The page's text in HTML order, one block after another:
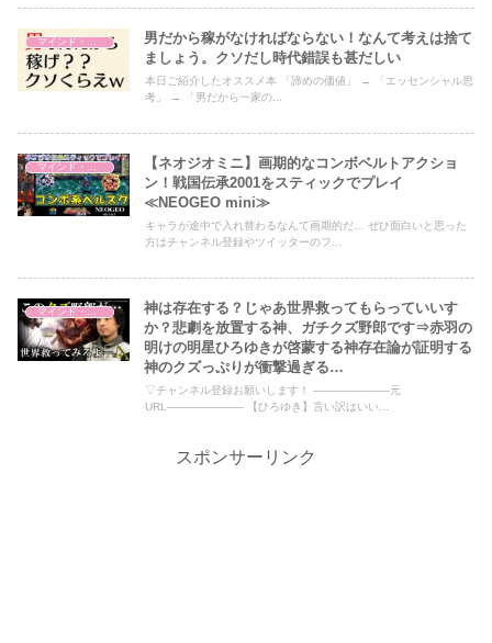
マインド・哲学
男だから稼がなければならない！なんて考えは捨て
ましょう。クソだし時代錯誤も甚だしい
本日ご紹介したオススメ本 「諦めの価値」 → 「エッセンシャル思
考」 → 「男だから一家の...
マインド・哲学
【ネオジオミニ】画期的なコンボベルトアクショ
ン！戦国伝承2001をスティックでプレイ
≪NEOGEO mini≫
キャラが途中で入れ替わるなんて画期的だ… ぜひ面白いと思った
方はチャンネル登録やツイッターのフ...
神は存在する？じゃあ世界救ってもらっていいす
か？悲劇を放置する神、ガチクズ野郎です⇒赤羽の
明けの明星ひろゆきが啓蒙する神存在論が証明する
神のクズっぷりが衝撃過ぎる…
▽チャンネル登録お願いします！ ―――――――元
URL――――――― 【ひろゆき】言い訳はいい...
スポンサーリンク